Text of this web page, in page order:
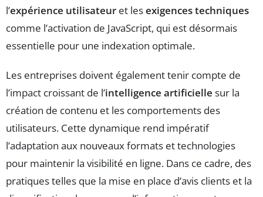
l’expérience utilisateur et lesexigences techniques
comme l’activation de JavaScript, qui est désormais
essentielle pour une indexation optimale.
Les entreprises doivent également tenir compte de
l’impact croissant de l’intelligence artificielle sur la
création de contenu et les comportements des
utilisateurs. Cette dynamique rend impératif
l’adaptation aux nouveaux formats et technologies
pour maintenir la visibilité en ligne. Dans ce cadre, des
pratiques telles que la mise en place d’avis clients et la